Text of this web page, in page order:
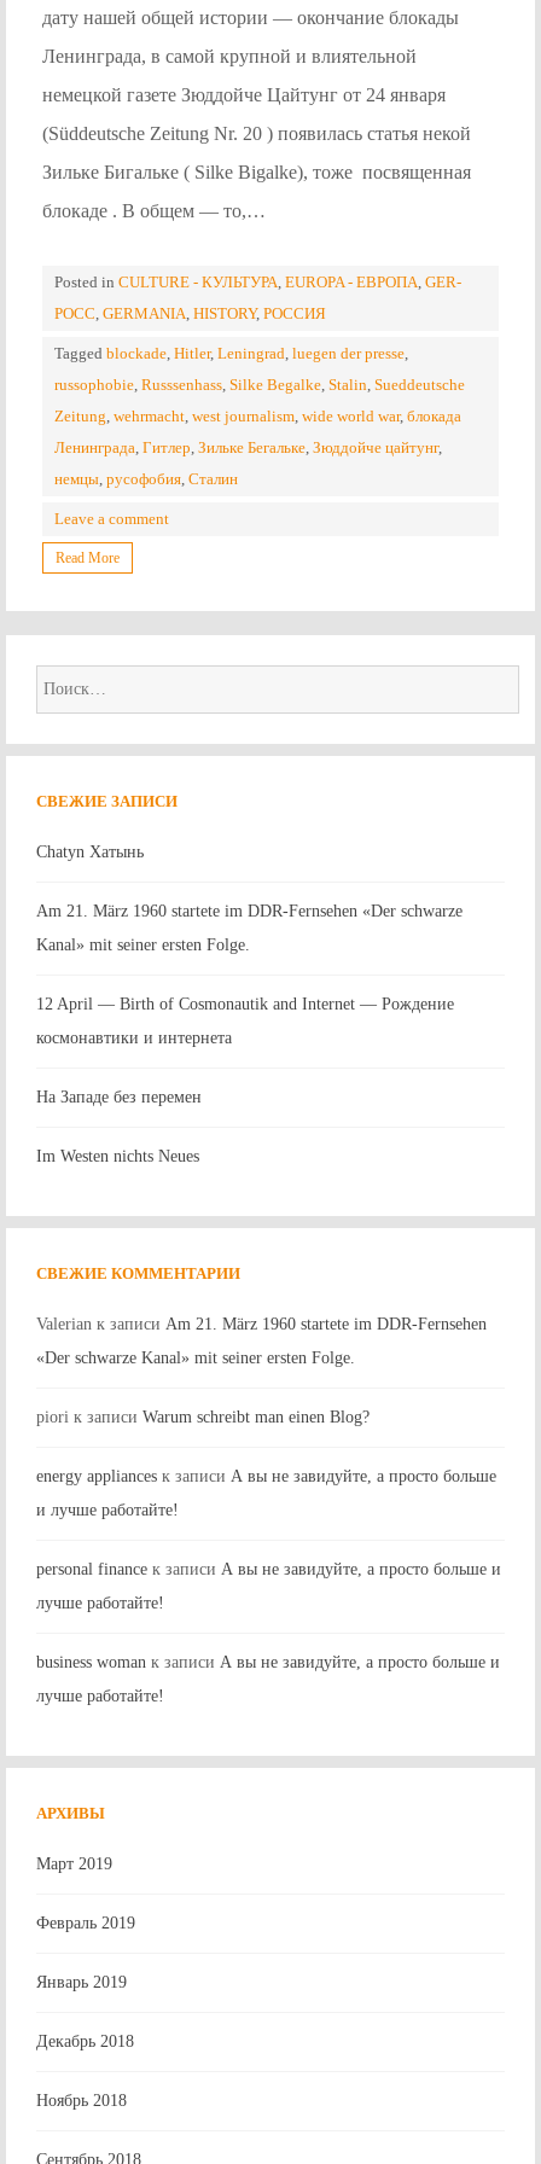
дату нашей общей истории — окончание блокады
Ленинграда, в самой крупной и влиятельной
немецкой газете Зюддойче Цайтунг от 24 января
(Süddeutsche Zeitung Nr. 20 ) появилась статья некой
Зильке Бигальке ( Silke Bigalke), тоже посвященная
блокаде . В общем — то,…
Posted in CULTURE - КУЛЬТУРА, EUROPA - ЕВРОПА, GER-
POCC, GERMANIA, HISTORY, РОССИЯ
Tagged blockade, Hitler, Leningrad, luegen der presse,
russophobie, Russsenhass, Silke Begalke, Stalin, Sueddeutsche
Zeitung, wehrmacht, west journalism, wide world war, блокада
Ленинграда, Гитлер, Зильке Бегальке, Зюддойче цайтунг,
немцы, русофобия, Сталин
Leave a comment
Read More
Найти:
СВЕЖИЕ ЗАПИСИ
Chatyn Хатынь
Am 21. März 1960 startete im DDR-Fernsehen «Der schwarze
Kanal» mit seiner ersten Folge.
12 April — Birth of Cosmonautik and Internet — Рождение
космонавтики и интернета
На Западе без перемен
Im Westen nichts Neues
СВЕЖИЕ КОММЕНТАРИИ
Valerian к записи Am 21. März 1960 startete im DDR-Fernsehen
«Der schwarze Kanal» mit seiner ersten Folge.
piori к записи Warum schreibt man einen Blog?
energy appliances к записи А вы не завидуйте, а просто больше
и лучше работайте!
personal finance к записи А вы не завидуйте, а просто больше и
лучше работайте!
business woman к записи А вы не завидуйте, а просто больше и
лучше работайте!
АРХИВЫ
Март 2019
Февраль 2019
Январь 2019
Декабрь 2018
Ноябрь 2018
Сентябрь 2018